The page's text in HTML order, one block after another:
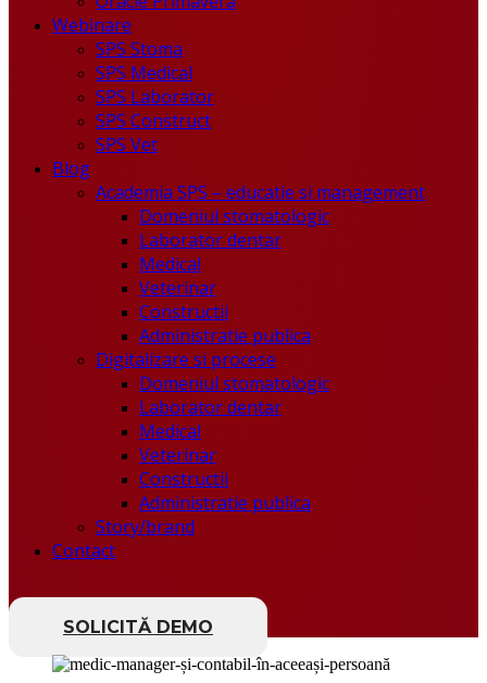
Webinare
SPS Stoma
SPS Medical
SPS Laborator
SPS Construct
SPS Vet
Blog
Academia SPS – educatie si management
Domeniul stomatologic
Laborator dentar
Medical
Veterinar
Constructii
Administratie publica
Digitalizare si procese
Domeniul stomatologic
Laborator dentar
Medical
Veterinar
Constructii
Administratie publica
Story/brand
Contact
SOLICITĂ DEMO